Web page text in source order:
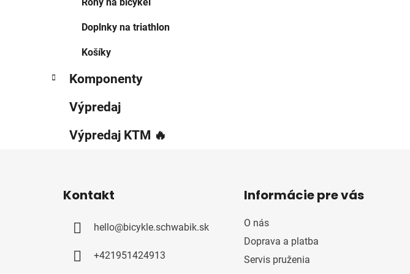
Doplnky na triathlon
Košíky
Komponenty
Výpredaj
Výpredaj KTM 🔥
Kontakt
hello@bicykle.schwabik.sk
+421951424913
Informácie pre vás
O nás
Doprava a platba
Servis pruženia